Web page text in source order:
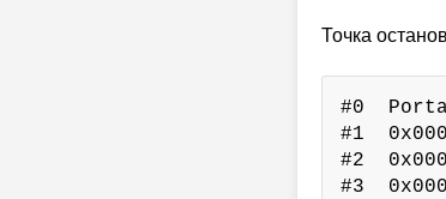
Точка
#0
#1
#2
#3